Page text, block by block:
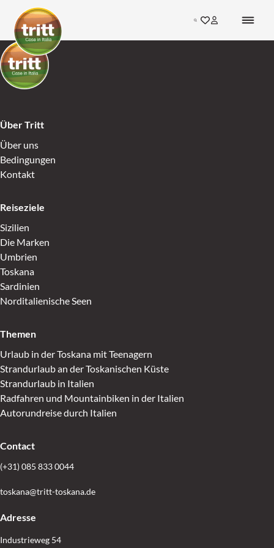
Skip to content
Go to Home
Search
Gehen Sie zu den
Inloggen bij
Go to Home
Über Tritt
Über uns
Bedingungen
Kontakt
Reiseziele
Sizilien
Die Marken
Umbrien
Toskana
Sardinien
Norditalienische Seen
Themen
Urlaub in der Toskana mit Teenagern
Strandurlaub an der Toskanischen Küste
Strandurlaub in Italien
Radfahren und Mountainbiken in der Italien
Autorundreise durch Italien
Contact
(+31) 085 833 0044
toskana@tritt-toskana.de
Adresse
Industrieweg 54